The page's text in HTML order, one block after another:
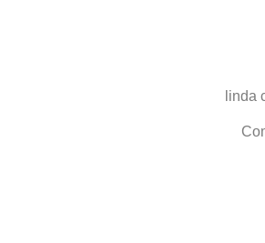
linda